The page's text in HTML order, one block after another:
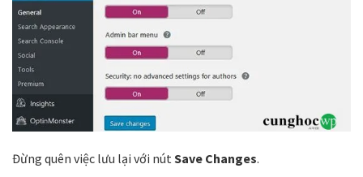
Đừng quên việc lưu lại với nútSave Changes.